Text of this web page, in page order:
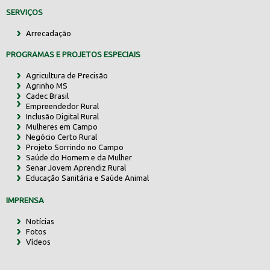
SERVIÇOS
Arrecadação
PROGRAMAS E PROJETOS ESPECIAIS
Agricultura de Precisão
Agrinho MS
Cadec Brasil
Empreendedor Rural
Inclusão Digital Rural
Mulheres em Campo
Negócio Certo Rural
Projeto Sorrindo no Campo
Saúde do Homem e da Mulher
Senar Jovem Aprendiz Rural
Educação Sanitária e Saúde Animal
IMPRENSA
Notícias
Fotos
Vídeos